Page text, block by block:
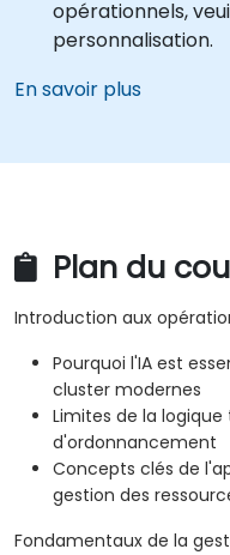
opérationnels,
personnalisation.
En savoir plus
Plan du
Introduction aux
Pourquoi l'IA est
cluster modernes
Limites de la
d'ordonnancement
Concepts clés de
gestion des
Fondamentaux de la